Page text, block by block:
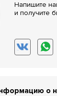
Напишите
и получите
о